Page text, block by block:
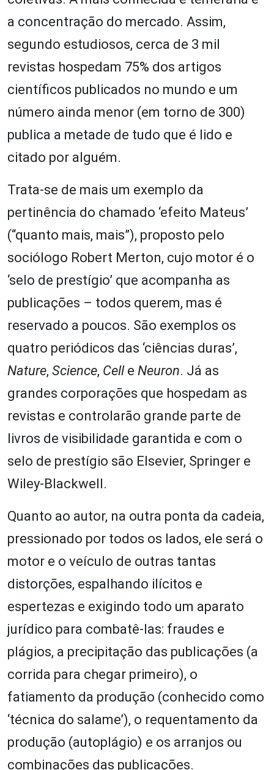
a concentração do mercado. Assim,
segundo estudiosos, cerca de 3 mil
revistas hospedam 75% dos artigos
científicos publicados no mundo e um
número ainda menor (em torno de 300)
publica a metade de tudo que é lido e
citado por alguém.
Trata-se de mais um exemplo da
pertinência do chamado ‘efeito Mateus’
(“quanto mais, mais”), proposto pelo
sociólogo Robert Merton, cujo motor é o
‘selo de prestígio’ que acompanha as
publicações – todos querem, mas é
reservado a poucos. São exemplos os
quatro periódicos das ‘ciências duras’,
Nature, Science, Cell e Neuron. Já as
grandes corporações que hospedam as
revistas e controlarão grande parte de
livros de visibilidade garantida e com o
selo de prestígio são Elsevier, Springer e
Wiley-Blackwell.
Quanto ao autor, na outra ponta da cadeia,
pressionado por todos os lados, ele será o
motor e o veículo de outras tantas
distorções, espalhando ilícitos e
espertezas e exigindo todo um aparato
jurídico para combatê-las: fraudes e
plágios, a precipitação das publicações (a
corrida para chegar primeiro), o
fatiamento da produção (conhecido como
‘técnica do salame’), o requentamento da
produção (autoplágio) e os arranjos ou
combinações das publicações.